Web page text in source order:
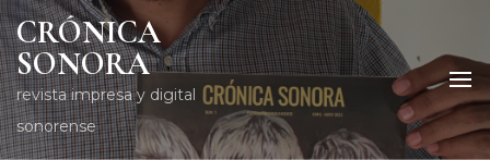
CRÓNICA
SONORA
revista impresa y digital
sonorense